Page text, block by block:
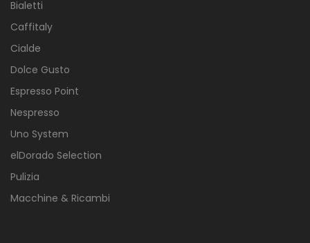
Bialetti
Caffitaly
Cialde
Dolce Gusto
Espresso Point
Nespresso
Uno System
elDorado Selection
Pulizia
Macchine & Ricambi